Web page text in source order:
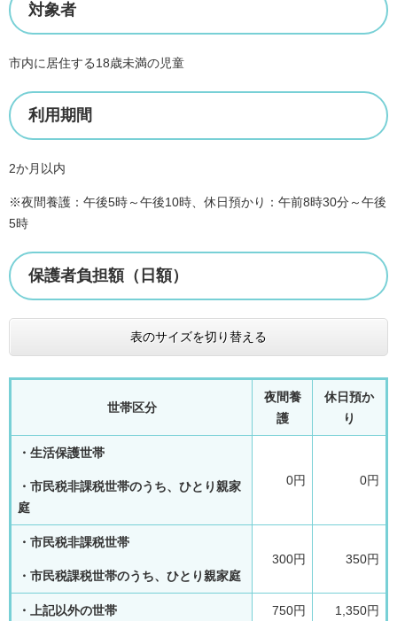
対象者
市内に居住する18歳未満の児童
利用期間
2か月以内
※夜間養護：午後5時～午後10時、休日預かり：午前8時30分～午後
5時
保護者負担額（日額）
表のサイズを切り替える
世帯区分
夜間養
護
休日預か
り
・生活保護世帯
・市民税非課税世帯のうち、ひとり親家
庭
0円 0円
・市民税非課税世帯
・市民税課税世帯のうち、ひとり親家庭
300円 350円
・上記以外の世帯 750円 1,350円